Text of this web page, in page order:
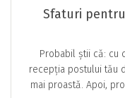
Sfaturi
Probabil știi că: cu
recepția postului tău
mai proastă. Apoi,